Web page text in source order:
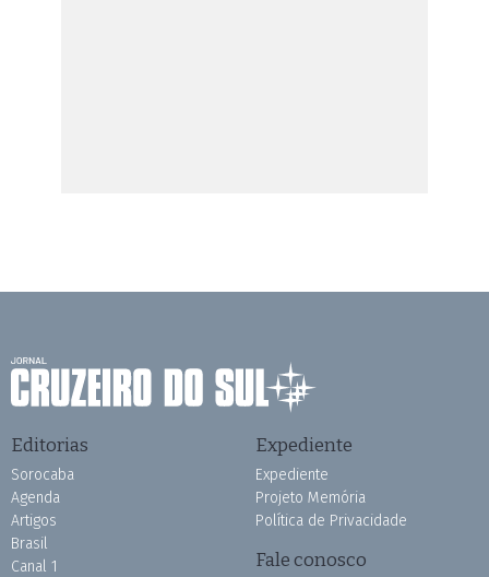
Editorias
Sorocaba
Agenda
Artigos
Brasil
Canal 1
Expediente
Expediente
Projeto Memória
Política de Privacidade
Fale conosco